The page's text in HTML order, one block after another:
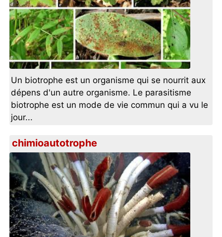
Un biotrophe est un organisme qui se nourrit aux
dépens d'un autre organisme. Le parasitisme
biotrophe est un mode de vie commun qui a vu le
jour...
chimioautotrophe